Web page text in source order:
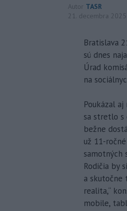
Autor TASR
21. decembra
Bratislava
sú dnes
Úrad
na
Poukázal
sa stretlo s
bežne
už 11-
samotných
Rodičia by
a skutočne
realita,“
mobile,